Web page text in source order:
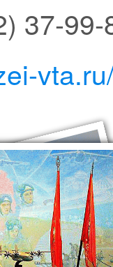
37-99-